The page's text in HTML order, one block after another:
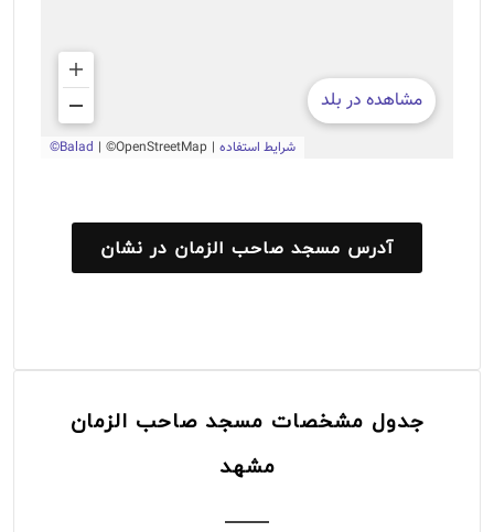
آدرس مسجد صاحب الزمان در نشان
جدول مشخصات مسجد صاحب الزمان
مشهد